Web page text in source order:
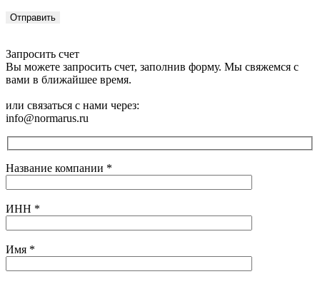
Запросить счет
Вы можете запросить счет, заполнив форму. Мы свяжемся с
вами в ближайшее время.
или связаться с нами через:
info@normarus.ru
Название компании *
ИНН *
Имя *